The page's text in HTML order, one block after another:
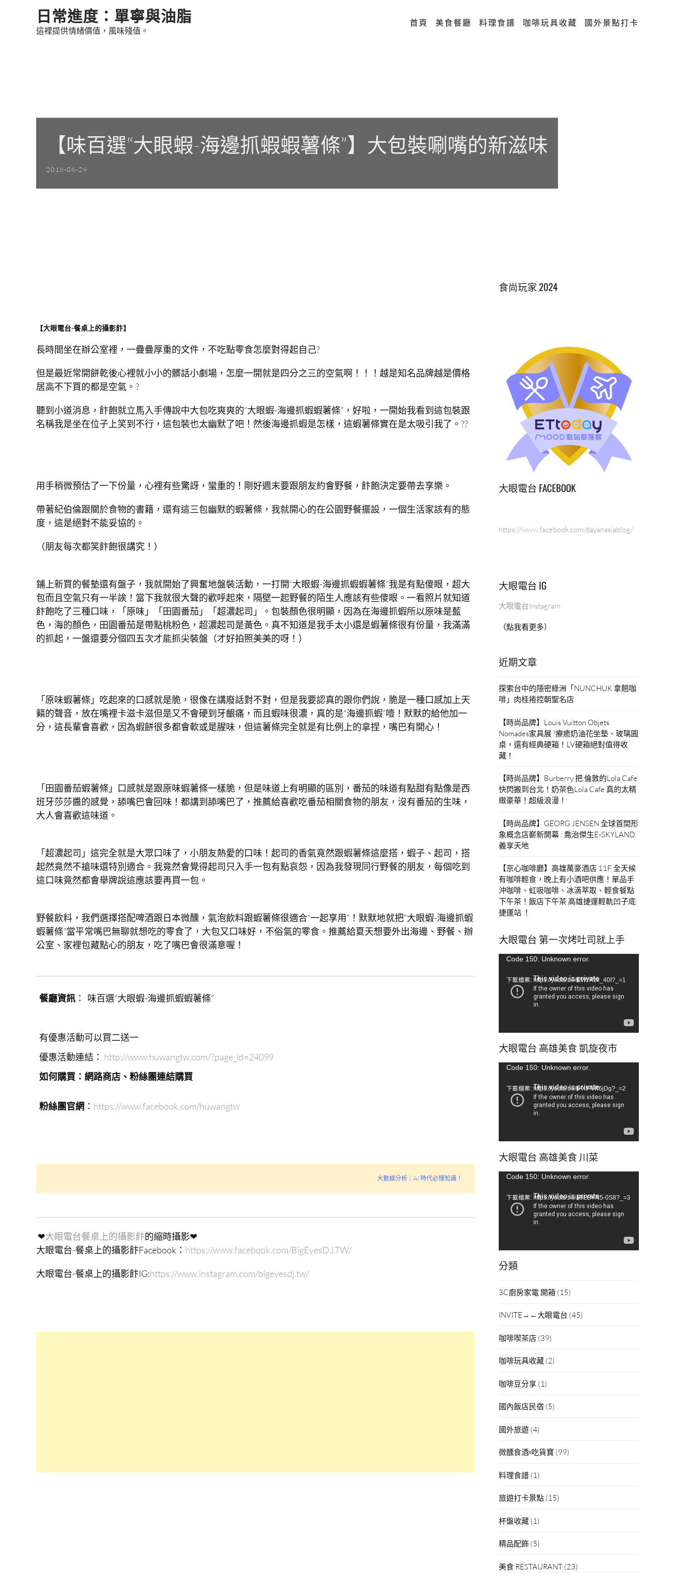
日常進度：單寧與油脂
這裡提供情緒價值，風味殘值。
首頁 美食餐廳 料理食譜 咖啡玩具收藏 國外景點打卡
【味百選“大眼蝦-海邊抓蝦蝦薯條”】大包裝唰嘴的新滋味
2018-06-29
【大眼電台-餐桌上的攝影飰】
長時間坐在辦公室裡，一疊疊厚重的文件，不吃點零食怎麼對得起自己?
但是最近常開餅乾後心裡就小小的髒話小劇場，怎麼一開就是四分之三的空氣啊！！！越是知名品牌越是價格
居高不下買的都是空氣。?
聽到小道消息，飰飽就立馬入手傳說中大包吃爽爽的“大眼蝦-海邊抓蝦蝦薯條”，好啦，一開始我看到這包裝跟
名稱我是坐在位子上笑到不行，這包裝也太幽默了吧！然後海邊抓蝦是怎樣，這蝦薯條實在是太吸引我了。??
用手稍微預估了一下份量，心裡有些驚訝，蠻重的！剛好週末要跟朋友約會野餐，飰飽決定要帶去享樂。
帶著紀伯倫跟關於食物的書籍，還有這三包幽默的蝦薯條，我就開心的在公園野餐擺設，一個生活家該有的態
度，這是絕對不能妥協的。
（朋友每次都笑飰飽很講究！）
鋪上新買的餐墊還有盤子，我就開始了興奮地盤裝活動，一打開“大眼蝦-海邊抓蝦蝦薯條”我是有點傻眼，超大
包而且空氣只有一半誒！當下我就很大聲的歡呼起來，隔壁一起野餐的陌生人應該有些傻眼。一看照片就知道
飰飽吃了三種口味，「原味」「田園番茄」「超濃起司」。包裝顏色很明顯，因為在海邊抓蝦所以原味是藍
色，海的顏色，田園番茄是帶點桃粉色，超濃起司是黃色。真不知道是我手太小還是蝦薯條很有份量，我滿滿
的抓起，一盤還要分個四五次才能抓尖裝盤（才好拍照美美的呀！）
「原味蝦薯條」吃起來的口感就是脆，很像在講廢話對不對，但是我要認真的跟你們說，脆是一種口感加上天
籟的聲音，放在嘴裡卡滋卡滋但是又不會硬到牙齦痛，而且蝦味很濃，真的是“海邊抓蝦”噎！默默的給他加一
分，這長輩會喜歡，因為蝦餅很多都會軟或是腥味，但這薯條完全就是有比例上的拿捏，嘴巴有開心！
「田園番茄蝦薯條」口感就是跟原味蝦薯條一樣脆，但是味道上有明顯的區別，番茄的味道有點甜有點像是西
班牙莎莎醬的感覺，舔嘴巴會回味！都講到舔嘴巴了，推薦給喜歡吃番茄相關食物的朋友，沒有番茄的生味，
大人會喜歡這味道。
「超濃起司」這完全就是大眾口味了，小朋友熱愛的口味！起司的香氣竟然跟蝦薯條這麼搭，蝦子、起司，搭
起然竟然不搶味還特別適合。我竟然會覺得起司只入手一包有點哀怨，因為我發現同行野餐的朋友，每個吃到
這口味竟然都會舉牌說這應該要再買一包。
野餐飲料，我們選擇搭配啤酒跟日本微醺，氣泡飲料跟蝦薯條很適合“一起享用”！默默地就把“大眼蝦-海邊抓蝦
蝦薯條”當平常嘴巴無聊就想吃的零食了，大包又口味好，不俗氣的零食。推薦給夏天想要外出海邊、野餐、辦
公室、家裡包藏點心的朋友，吃了嘴巴會很滿意喔！
餐廳資訊： 味百選“大眼蝦-海邊抓蝦蝦薯條”
有優惠活動可以買二送一
優惠活動連結： http://www.huwangtw.com/?page_id=24099
如何購買：網路商店、粉絲團連結購買
粉絲團官網 ： https://www.facebook.com/huwangtw
大數據分析｜AI 時代必懂知識！
❤大眼電台餐桌上的攝影飰的縮時攝影❤
大眼電台-餐桌上的攝影飰Facebook： https://www.facebook.com/BigEyesDJ.TW/
大眼電台-餐桌上的攝影飰IG:https://www.instagram.com/bigeyesdj.tw/
食尚玩家 2024
大眼電台 FACEBOOK
https://www.facebook.com/dayanasiablog/
大眼電台 IG
大眼電台Instagram
（點我看更多）
近期文章
探索台中的隱密綠洲「NUNCHUK 拿翹咖
啡」肉桂捲控朝聖名店
【時尚品牌】Louis Vuitton Objets
Nomades家具展 !療癒奶油花坐墊、玻璃圓
桌，還有經典硬箱！LV硬箱絕對值得收
藏！
【時尚品牌】Burberry 把 倫敦的Lola Cafe
快閃搬到台北！奶茶色Lola Cafe 真的太精
緻豪華！超級浪漫！
【時尚品牌】GEORG JENSEN 全球首間形
象概念店嶄新開幕 : 喬治傑生E-SKYLAND
義享天地
【京心咖啡廳】高雄萬豪酒店 11F 全天候
有咖啡輕食，晚上有小酒吧供應！單品手
沖咖啡、虹吸咖啡、冰滴萃取、輕食餐點
下午茶！飯店下午茶 高雄捷運輕軌凹子底
捷運站 ！
大眼電台 第一次烤吐司就上手
視Code 150: Unknown error.
下載檔案: https://youtu.be/tLWzRzx_40I?_=1
大眼電台 高雄美食 凱旋夜市
視Code 150: Unknown error.
下載檔案: https://youtu.be/b-XfFVK6jDg?_=2
大眼電台 高雄美食 川菜
視Code 150: Unknown error.
下載檔案: https://youtu.be/a9EBYN5-0S8?_=3
分類
3C廚房家電 開箱 (15)
INVITE→←大眼電台 (45)
咖啡喫茶店 (39)
咖啡玩具收藏 (2)
咖啡豆分享 (1)
國內飯店民宿 (5)
國外旅遊 (4)
微醺食酒▫吃貨寶 (99)
料理食譜 (1)
旅遊打卡景點 (15)
杯盤收藏 (1)
精品配飾 (5)
美食 RESTAURANT (23)